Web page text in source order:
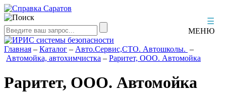
☰
МЕНЮ
Главная – Каталог – Авто.Сервис,СТО. Автошколы. –
Автомойка, автохимчистка – Раритет, ООО. Автомойка
Раритет, ООО. Автомойка